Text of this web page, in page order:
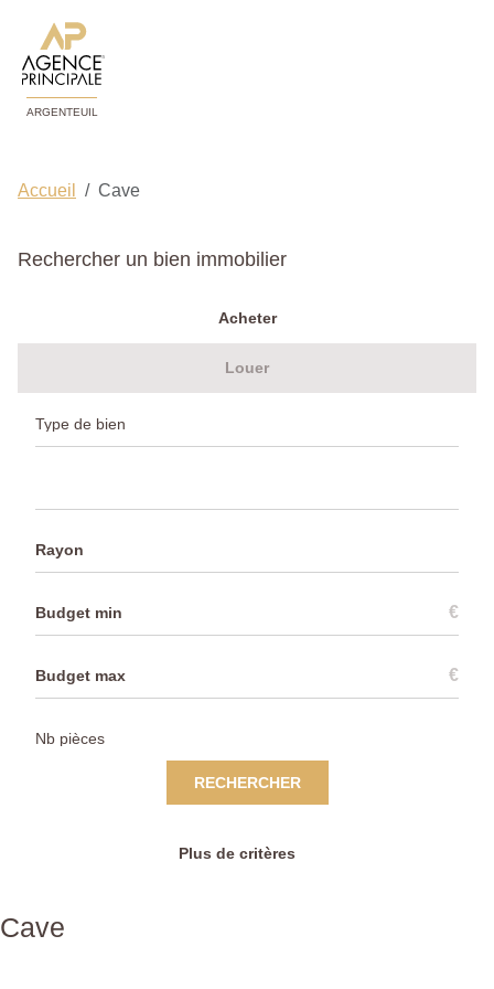
ARGENTEUIL
Accueil Cave
Rechercher un bien immobilier
Acheter
Louer
Rayon
€
€
RECHERCHER
Plus de critères
Cave